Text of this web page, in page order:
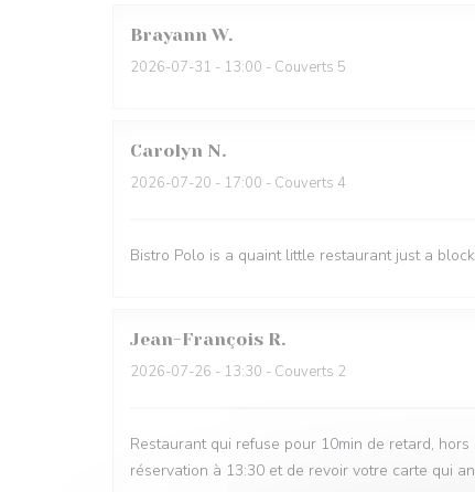
Brayann W
2026-07-31 - 13:00 - Couverts 5
Carolyn N
2026-07-20 - 17:00 - Couverts 4
Bistro Polo is a quaint little restaurant just a
Jean-François R
2026-07-26 - 13:30 - Couverts 2
Restaurant qui refuse pour 10min de retard,
réservation à 13:30 et de revoir votre carte qui